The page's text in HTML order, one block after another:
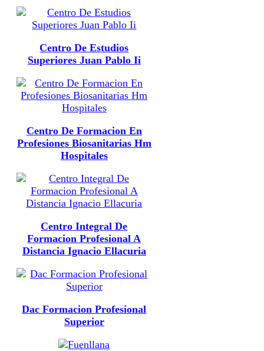
Centro De Estudios
Superiores Juan Pablo Ii
Centro De Formacion En
Profesiones Biosanitarias Hm
Hospitales
Centro Integral De
Formacion Profesional A
Distancia Ignacio Ellacuria
Dac Formacion Profesional
Superior